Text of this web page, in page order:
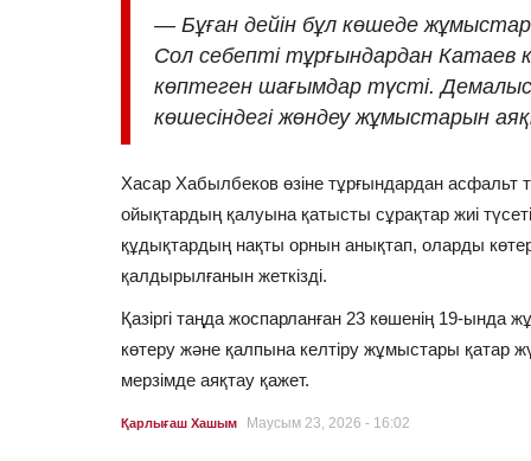
— Бұған дейін бұл көшеде
Сол себепті тұрғындардан Катаев
көптеген шағымдар түсті.
көшесіндегі жөндеу жұмыстарын
Хасар Хабылбеков өзіне тұрғындардан асфальт
ойықтардың қалуына қатысты сұрақтар жиі
құдықтардың нақты орнын анықтап, оларды
қалдырылғанын жеткізді.
Қазіргі таңда жоспарланған 23 көшенің 19-
көтеру және қалпына келтіру жұмыстары қатар
мерзімде аяқтау қажет.
Қарлығаш Хашым Маусым 23, 2026 - 16:02